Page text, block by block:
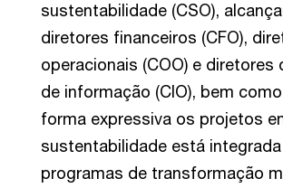
sustentabilidade (CSO),
diretores financeiros (CFO),
operacionais (COO) e diretores
de informação (CIO), bem
forma expressiva os projetos
sustentabilidade está
programas de transformação